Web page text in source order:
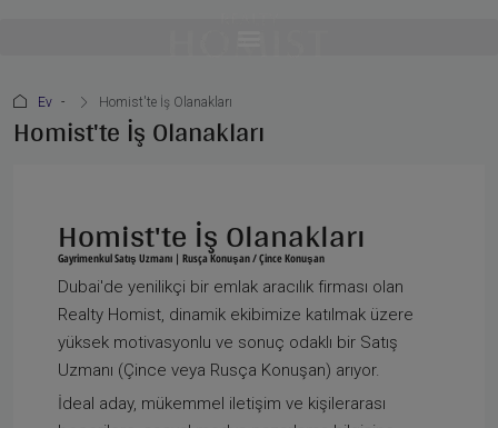
Ev Homist'te İş Olanakları
Homist'te İş Olanakları
Homist'te İş Olanakları
Gayrimenkul Satış Uzmanı | Rusça Konuşan / Çince Konuşan
Dubai'de yenilikçi bir emlak aracılık firması olan
Realty Homist, dinamik ekibimize katılmak üzere
yüksek motivasyonlu ve sonuç odaklı bir Satış
Uzmanı (Çince veya Rusça Konuşan) arıyor.
İdeal aday, mükemmel iletişim ve kişilerarası